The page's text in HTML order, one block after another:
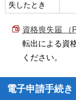
失したとき
資格喪失届 （
転出による資
ください。
電子申請手続き